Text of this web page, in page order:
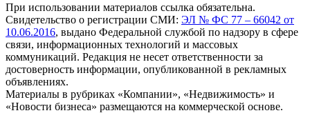
При использовании материалов ссылка обязательна.
Свидетельство о регистрации СМИ: ЭЛ № ФС 77 – 66042 от
10.06.2016, выдано Федеральной службой по надзору в сфере
связи, информационных технологий и массовых
коммуникаций. Редакция не несет ответственности за
достоверность информации, опубликованной в рекламных
объявлениях.
Материалы в рубриках «Компании», «Недвижимость» и
«Новости бизнеса» размещаются на коммерческой основе.